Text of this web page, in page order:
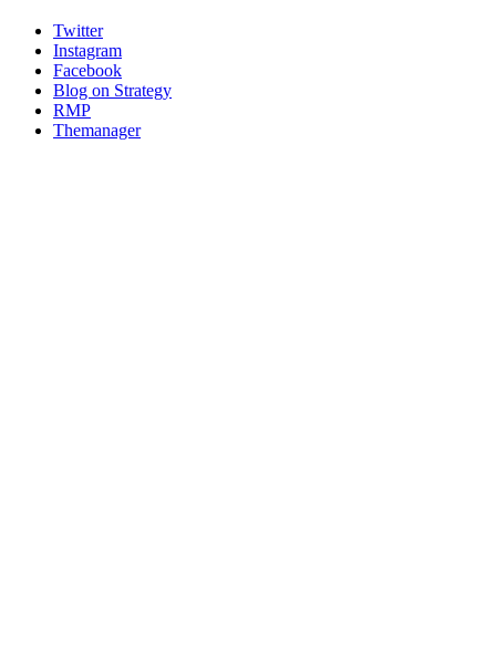
Twitter
Instagram
Facebook
Blog on Strategy
RMP
Themanager